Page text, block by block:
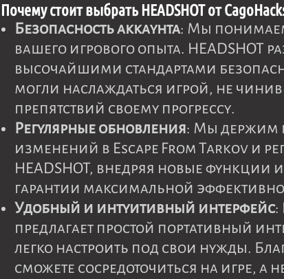
Почему стоит выбрать HEADSHOT от
Безопасность аккаунта: Мы
вашего игрового опыта. HEADSHOT
высочайшими стандартами
могли наслаждаться игрой, не
препятствий своему прогрессу.
Регулярные обновления: Мы держим
изменений в Escape From Tarkov и
HEADSHOT, внедряя новые функции
гарантии максимальной
Удобный и интуитивный интерфейс:
предлагает простой портативный
легко настроить под свои нужды.
сможете сосредоточиться на игре, а